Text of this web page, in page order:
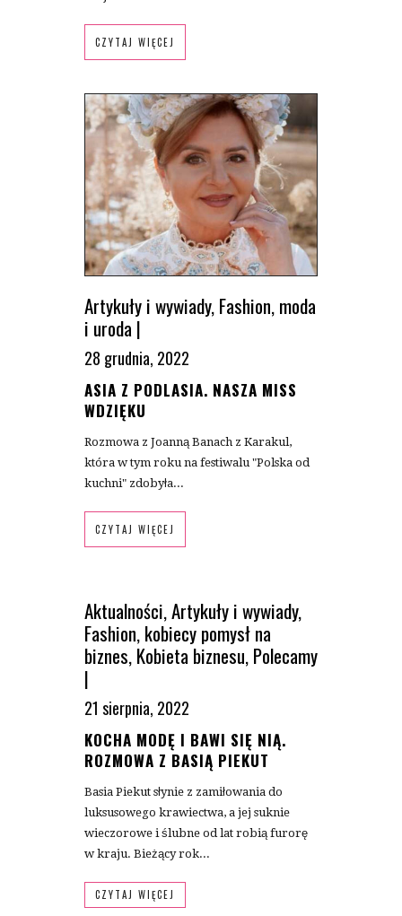
CZYTAJ WIĘCEJ
Artykuły i wywiady,Fashion,moda
i uroda|
28 grudnia, 2022
ASIA Z PODLASIA. NASZA MISS
WDZIĘKU
Rozmowa z Joanną Banach z Karakul,
która w tym roku na festiwalu "Polska od
kuchni" zdobyła...
CZYTAJ WIĘCEJ
Aktualności,Artykuły i wywiady,
Fashion,kobiecy pomysł na
biznes,Kobieta biznesu,Polecamy
|
21 sierpnia, 2022
KOCHA MODĘ I BAWI SIĘ NIĄ.
ROZMOWA Z BASIĄ PIEKUT
Basia Piekut słynie z zamiłowania do
luksusowego krawiectwa, a jej suknie
wieczorowe i ślubne od lat robią furorę
w kraju. Bieżący rok...
CZYTAJ WIĘCEJ